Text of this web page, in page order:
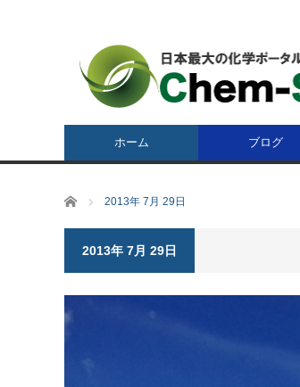
ホーム ブログ
ホーム 2013年 7月 29日
2013年 7月 29日